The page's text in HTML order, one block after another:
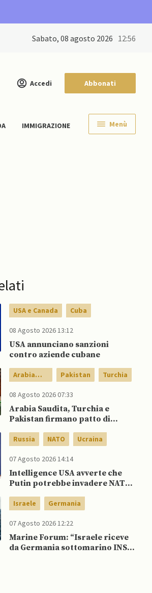
sabato, 08 agosto 2026 12:56
Accedi Abbonati
IMMIGRAZIONE Menù
USA e Canada Cuba
08 Agosto 2026 13:12
USA annunciano sanzioni
contro aziende cubane
Arabia
Saudita
Pakistan Turchia
08 Agosto 2026 07:33
Arabia Saudita, Turchia e
Pakistan firmano patto di
Russia NATO Ucraina
07 Agosto 2026 14:14
Intelligence USA avverte che
Putin potrebbe invadere NATO
Ucraina
Israele Germania
07 Agosto 2026 12:22
Marine Forum: “Israele riceve
da Germania sottomarino INS